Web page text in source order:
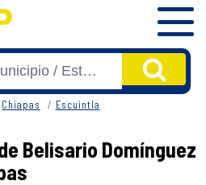
Chiapas
Escuintla
Belisario Domínguez